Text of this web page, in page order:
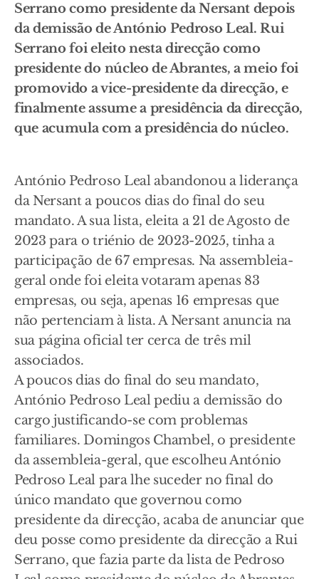
Serrano como presidente da Nersant depois
da demissão de António Pedroso Leal. Rui
Serrano foi eleito nesta direcção como
presidente do núcleo de Abrantes, a meio foi
promovido a vice-presidente da direcção, e
finalmente assume a presidência da direcção,
que acumula com a presidência do núcleo.
António Pedroso Leal abandonou a liderança
da Nersant a poucos dias do final do seu
mandato. A sua lista, eleita a 21 de Agosto de
2023 para o triénio de 2023-2025, tinha a
participação de 67 empresas. Na assembleia-
geral onde foi eleita votaram apenas 83
empresas, ou seja, apenas 16 empresas que
não pertenciam à lista. A Nersant anuncia na
sua página oficial ter cerca de três mil
associados.
A poucos dias do final do seu mandato,
António Pedroso Leal pediu a demissão do
cargo justificando-se com problemas
familiares. Domingos Chambel, o presidente
da assembleia-geral, que escolheu António
Pedroso Leal para lhe suceder no final do
único mandato que governou como
presidente da direcção, acaba de anunciar que
deu posse como presidente da direcção a Rui
Serrano, que fazia parte da lista de Pedroso